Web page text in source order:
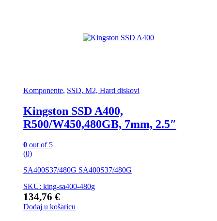
Komponente, SSD, M2, Hard diskovi
Kingston SSD A400,
R500/W450,480GB, 7mm, 2.5″
0 out of 5
(0)
SA400S37/480G SA400S37/480G
SKU: king-sa400-480g
134,76 €
Dodaj u košaricu